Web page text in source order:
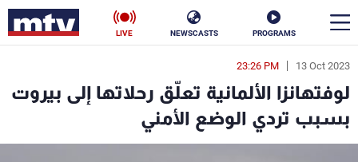
PROGRAMS
NEWSCASTS
LIVE
13 Oct 2023
23:26 PM
لوفتهانزا الألمانية تعلّق رحلاتها إلى بيروت
بسبب تردي الوضع الأمني
en
الأخبار
سياسة ناس